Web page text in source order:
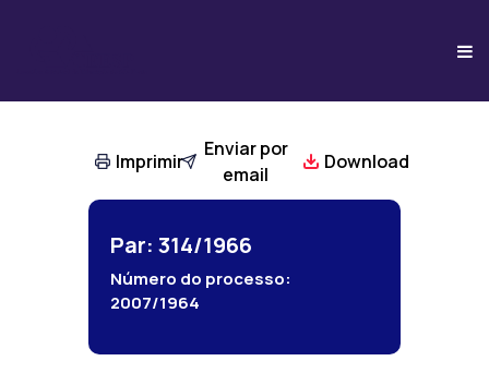
Imprimir
Enviar por
email
Download
Par: 314/1966
Número do processo:
2007/1964